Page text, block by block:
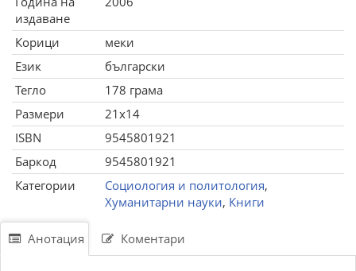
издаване
Корици
меки
Език
български
Тегло
178 грама
Размери
21x14
ISBN
9545801921
Баркод
9545801921
Категории
Социология и политология,
Хуманитарни науки, Книги
Анотация Коментари